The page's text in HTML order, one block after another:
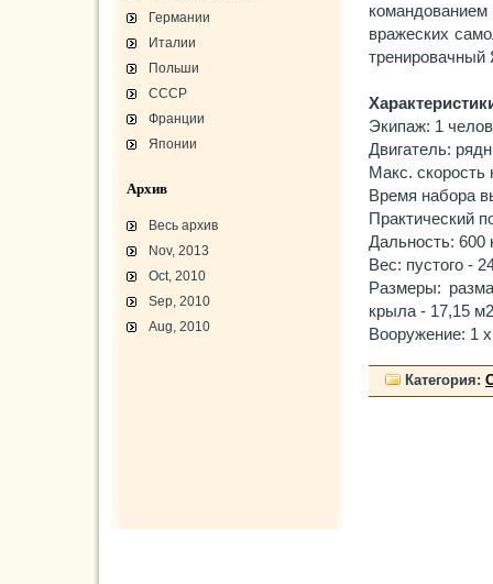
вражеских
Экипаж: 1
Двигатель:
Макс. скорость
Время набора
Практический
Дальность: 600
Вес: пустого -
Размеры:
крыла - 17,15
Вооружение: 1
Категория:
Германии
Италии
Польши
СССР
Франции
Японии
Архив
Весь архив
Nov, 2013
Oct, 2010
Sep, 2010
Aug, 2010